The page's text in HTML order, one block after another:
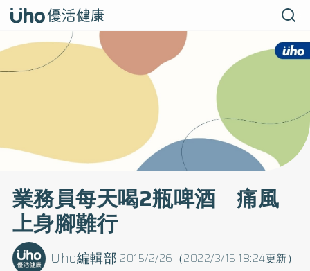
業務員每天喝2瓶啤酒 痛風
上身腳難行
2015/2/26（2022/3/15 18:24更新）
Uho編輯部